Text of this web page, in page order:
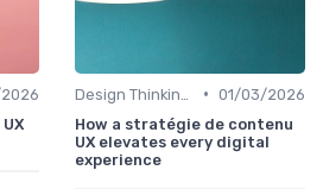
• 01/03/2026
How a stratégie de contenu
UX elevates every digital
experience